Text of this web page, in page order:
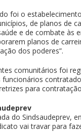
foi o
de planos de
e de combate às
planos de
dos poderes”.
comunitários foi
para
do Sindsaudeprev,
vai travar para